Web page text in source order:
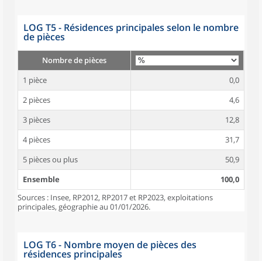
LOG T5 - Résidences principales selon le nombre
de pièces
Nombre de pièces
1 pièce
0,0
2 pièces
4,6
3 pièces
12,8
4 pièces
31,7
5 pièces ou plus
50,9
Ensemble
100,0
Sources : Insee, RP2012, RP2017 et RP2023, exploitations
principales, géographie au 01/01/2026.
LOG T6 - Nombre moyen de pièces des
résidences principales